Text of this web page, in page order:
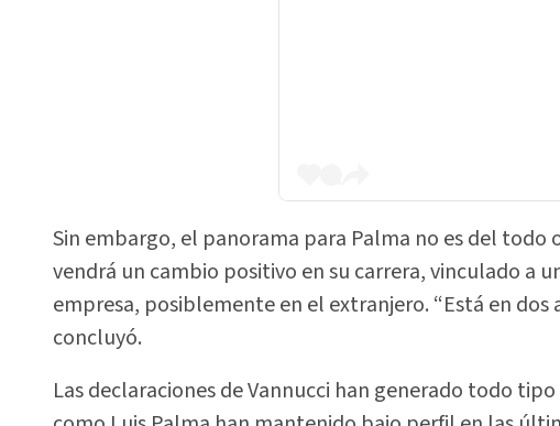
Sin embargo, el panorama para Palma no es del
vendrá un cambio positivo en su carrera, vinculado a
empresa, posiblemente en el extranjero. “Está en dos
concluyó.
Las declaraciones de Vannucci han generado todo